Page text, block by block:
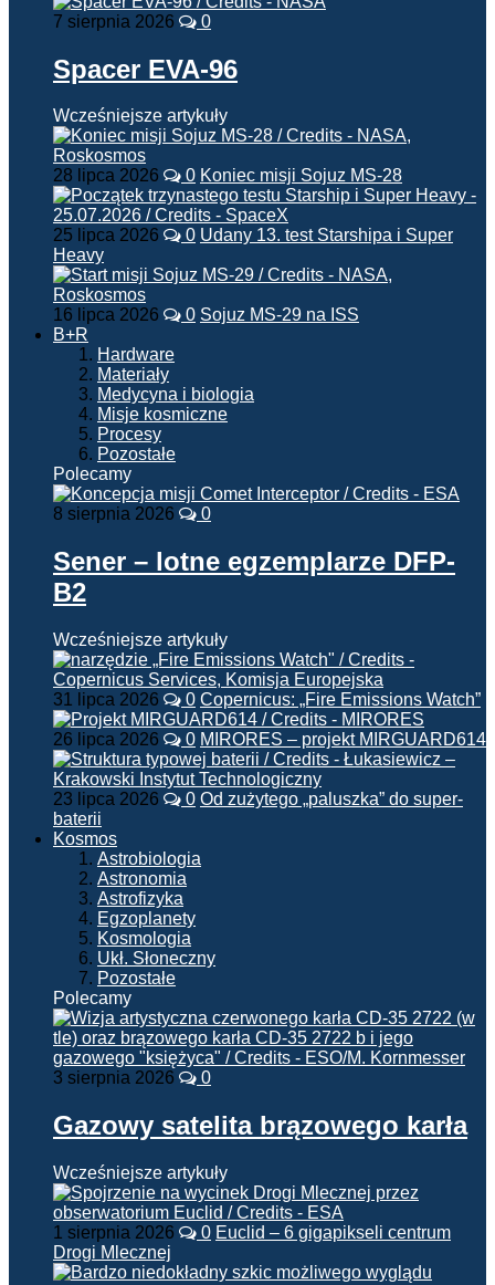
7 sierpnia 2026 0
Spacer EVA-96
Wcześniejsze artykuły
28 lipca 2026 0 Koniec misji Sojuz MS-28
25 lipca 2026 0 Udany 13. test Starshipa i Super
Heavy
16 lipca 2026 0 Sojuz MS-29 na ISS
B+R
Hardware
Materiały
Medycyna i biologia
Misje kosmiczne
Procesy
Pozostałe
Polecamy
8 sierpnia 2026 0
Sener – lotne egzemplarze DFP-
B2
Wcześniejsze artykuły
31 lipca 2026 0 Copernicus: „Fire Emissions Watch”
26 lipca 2026 0 MIRORES – projekt MIRGUARD614
23 lipca 2026 0 Od zużytego „paluszka” do super-
baterii
Kosmos
Astrobiologia
Astronomia
Astrofizyka
Egzoplanety
Kosmologia
Ukł. Słoneczny
Pozostałe
Polecamy
3 sierpnia 2026 0
Gazowy satelita brązowego karła
Wcześniejsze artykuły
1 sierpnia 2026 0 Euclid – 6 gigapikseli centrum
Drogi Mlecznej